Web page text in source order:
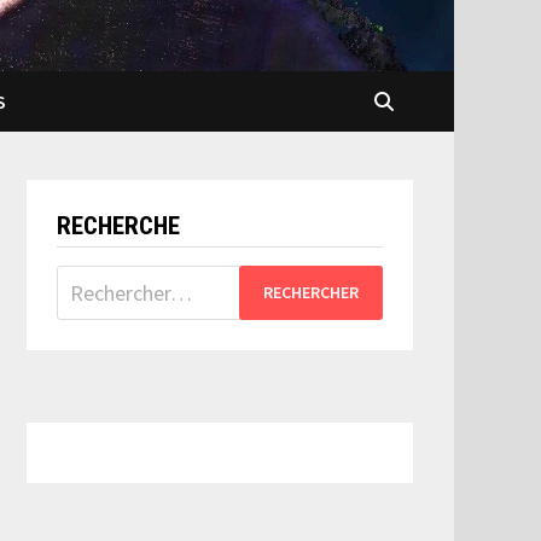
RECHERCHE
Rechercher :